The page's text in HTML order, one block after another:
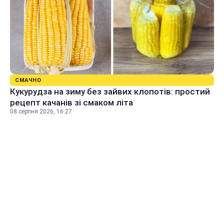
СМАЧНО
Кукурудза на зиму без зайвих клопотів: простий
рецепт качанів зі смаком літа
08 серпня 2026, 16:27